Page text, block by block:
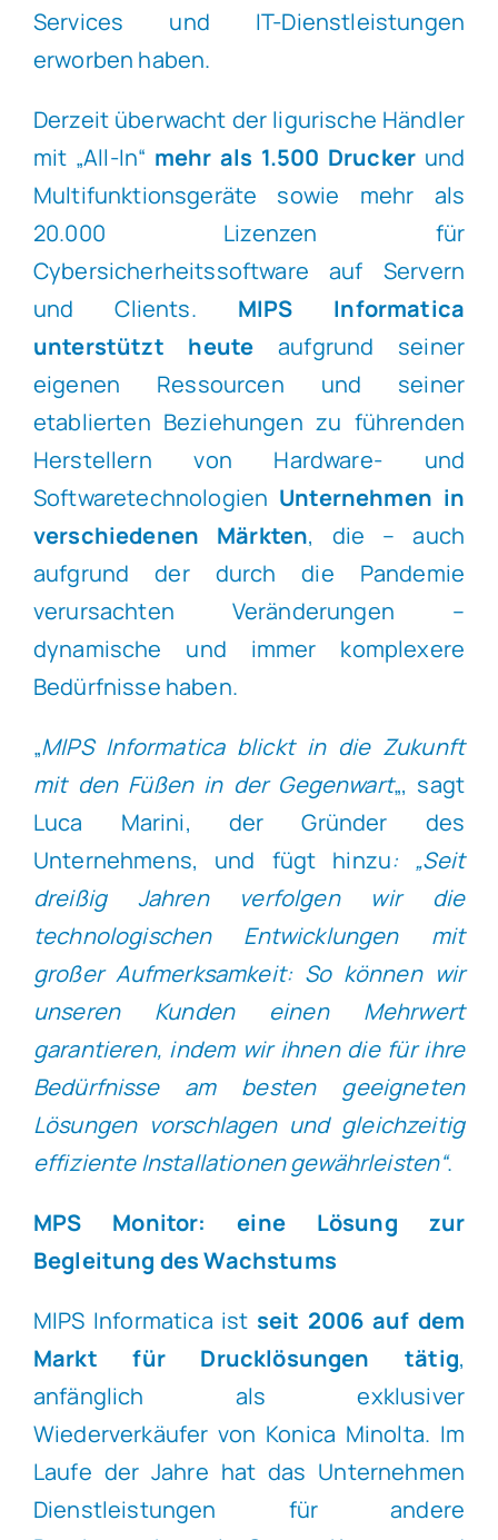
Services und IT-Dienstleistungen
erworben haben.
Derzeit überwacht der ligurische Händler
mit „All-In“ mehr als 1.500 Drucker und
Multifunktionsgeräte sowie mehr als
20.000 Lizenzen für
Cybersicherheitssoftware auf Servern
und Clients. MIPS Informatica
unterstützt
heute aufgrund seiner
eigenen Ressourcen und seiner
etablierten Beziehungen zu führenden
Herstellern von Hardware- und
Softwaretechnologien Unternehmen in
verschiedenen Märkten, die – auch
aufgrund der durch die Pandemie
verursachten Veränderungen –
dynamische und immer komplexere
Bedürfnisse haben.
„MIPS Informatica blickt in die Zukunft
mit den Füßen in der Gegenwart„, sagt
Luca Marini, der Gründer des
Unternehmens, und fügt hinzu: „Seit
dreißig Jahren verfolgen wir die
technologischen Entwicklungen mit
großer Aufmerksamkeit: So können wir
unseren Kunden einen Mehrwert
garantieren, indem wir ihnen die für ihre
Bedürfnisse am besten geeigneten
Lösungen vorschlagen und gleichzeitig
effiziente Installationen gewährleisten“.
MPS Monitor: eine Lösung zur
Begleitung des Wachstums
MIPS Informatica ist seit 2006 auf dem
Markt für Drucklösungen tätig,
anfänglich als exklusiver
Wiederverkäufer von Konica Minolta. Im
Laufe der Jahre hat das Unternehmen
Dienstleistungen für andere